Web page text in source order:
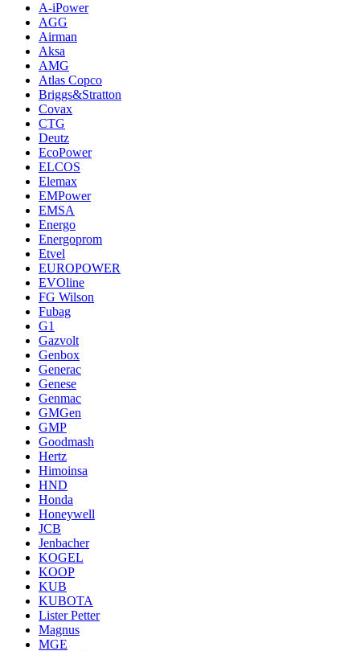
A-iPower
AGG
Airman
Aksa
AMG
Atlas Copco
Briggs&Stratton
Covax
CTG
Deutz
EcoPower
ELCOS
Elemax
EMPower
EMSA
Energo
Energoprom
Etvel
EUROPOWER
EVOline
FG Wilson
Fubag
G1
Gazvolt
Genbox
Generac
Genese
Genmac
GMGen
GMP
Goodmash
Hertz
Himoinsa
HND
Honda
Honeywell
JCB
Jenbacher
KOGEL
KOOP
KUB
KUBOTA
Lister Petter
Magnus
MGE